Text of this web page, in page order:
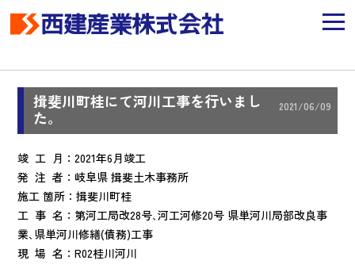
2021/06/09
揖斐川町桂にて河川工事を行いまし
た。
竣 工 月：2021年6月竣工
発 注 者：岐阜県 揖斐土木事務所
施工 箇所：揖斐川町桂
工 事 名：第河工局改28号､河工河修20号 県単河川局部改良事
業､県単河川修繕(債務)工事
現 場 名：R02桂川河川